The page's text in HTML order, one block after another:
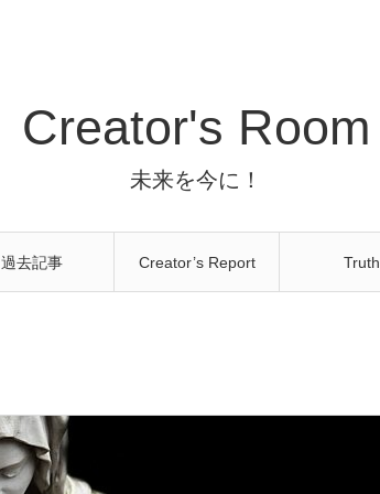
Creator's Room
未来を今に！
過去記事 Creator’s Report Truth